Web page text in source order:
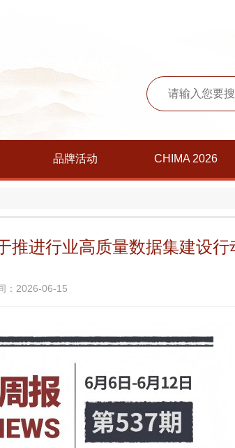
品牌活动 CHIMA 2026
推进行业高质量数据集建设
：2026-06-15